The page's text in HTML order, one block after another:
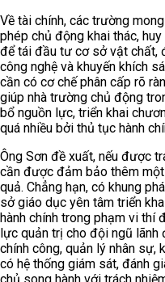
Về tài chính, các trường
phép chủ động khai thác,
để tái đầu tư cơ sở vật chất,
công nghệ và khuyến khích
cần có cơ chế phân cấp rõ
giúp nhà trường chủ động
bổ nguồn lực, triển khai
quá nhiều bởi thủ tục hành
Ông Sơn đề xuất, nếu được
cần được đảm bảo thêm
quả. Chẳng hạn, có khung
sở giáo dục yên tâm triển
hành chính trong phạm vi
lực quản trị cho đội ngũ lãnh
chính công, quản lý nhân sự,
có hệ thống giám sát, đánh